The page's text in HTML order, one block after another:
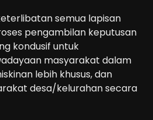
semua lapisan
pengambilan keputusan
kondusif untuk
masyarakat dalam
lebih khusus, dan
desa/kelurahan secara